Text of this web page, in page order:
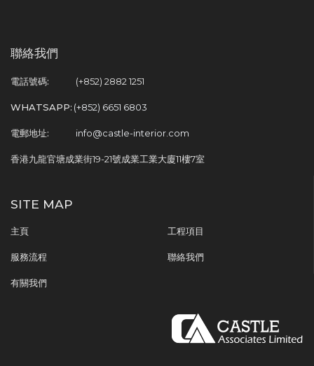
聯絡我們
電話號碼: (+852) 2882 1251
WHATSAPP: (+852) 6651 6803
電郵地址: info@castle-interior.com
香港九龍官塘成業街19-21號成業工業大廈11樓7室
SITE MAP
主頁
服務流程
有關我們
工程項目
聯絡我們